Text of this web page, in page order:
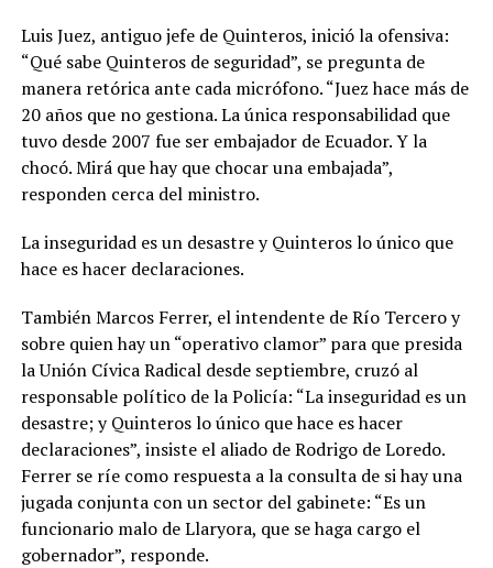
Luis Juez, antiguo jefe de Quinteros, inició la ofensiva:
“Qué sabe Quinteros de seguridad”, se pregunta de
manera retórica ante cada micrófono. “Juez hace más de
20 años que no gestiona. La única responsabilidad que
tuvo desde 2007 fue ser embajador de Ecuador. Y la
chocó. Mirá que hay que chocar una embajada”,
responden cerca del ministro.
La inseguridad es un desastre y Quinteros lo único que
hace es hacer declaraciones.
También Marcos Ferrer, el intendente de Río Tercero y
sobre quien hay un “operativo clamor” para que presida
la Unión Cívica Radical desde septiembre, cruzó al
responsable político de la Policía: “La inseguridad es un
desastre; y Quinteros lo único que hace es hacer
declaraciones”, insiste el aliado de Rodrigo de Loredo.
Ferrer se ríe como respuesta a la consulta de si hay una
jugada conjunta con un sector del gabinete: “Es un
funcionario malo de Llaryora, que se haga cargo el
gobernador”, responde.